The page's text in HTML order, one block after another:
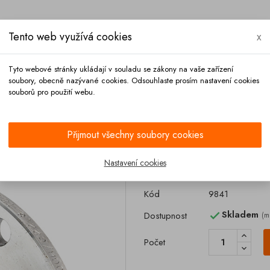
Příruba 8-dír
Kód
9841
Dostupnost
Skladem
Počet
Tento web využívá cookies x
Tyto webové stránky ukládají v souladu se zákony na vaše zařízení
soubory, obecně nazývané cookies. Odsouhlaste prosím nastavení cookies
souborů pro použití webu.
Přijmout všechny soubory cookies
Nastavení cookies